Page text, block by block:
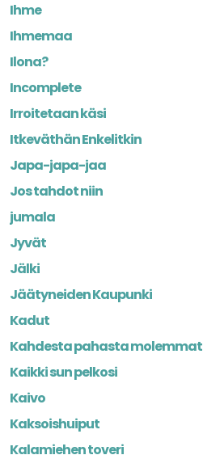
Ihme
Ihmemaa
Ilona?
Incomplete
Irroitetaan käsi
Itkeväthän Enkelitkin
Japa-japa-jaa
Jos tahdot niin
jumala
Jyvät
Jälki
Jäätyneiden Kaupunki
Kadut
Kahdesta pahasta molemmat
Kaikki sun pelkosi
Kaivo
Kaksoishuiput
Kalamiehen toveri